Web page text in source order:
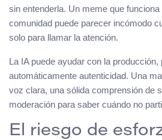
sin entenderla. Un meme que funciona
comunidad puede parecer incómodo
solo para llamar la atención.
La IA puede ayudar con la
automáticamente autenticidad. Una
voz clara, una sólida comprensión de
moderación para saber cuándo no
El riesgo de